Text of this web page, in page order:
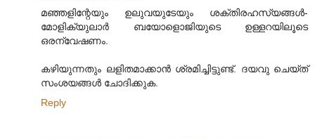
മഞ്ഞളിന്റേയും ഉലുവയുടേയും ശക്തിരഹസ്യങ്ങള്‍-
മോളിക്യുലാര്‍ ബയോളൊജിയുടെ ഉള്ളറയിലൂടെ
ഒരന്വേഷണം.
കഴിയുന്നതും ലളിതമാക്കാന്‍ ശ്രമിച്ചിട്ടുണ്ട്. ദയവു ചെയ്ത്
സംശയങ്ങള്‍ ചോദിക്കുക.
Reply